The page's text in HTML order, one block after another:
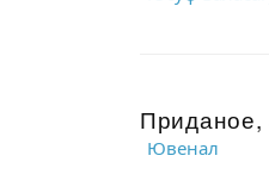
Приданое,
Ювенал